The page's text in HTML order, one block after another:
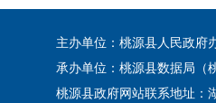
主办单位：桃源县人民政府
承办单位：桃源县数据局（
桃源县政府网站联系地址：